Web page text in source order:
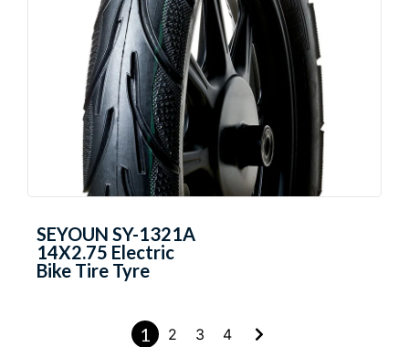
SEYOUN SY-1321A
14X2.75 Electric
Bike Tire Tyre
1 2 3 4